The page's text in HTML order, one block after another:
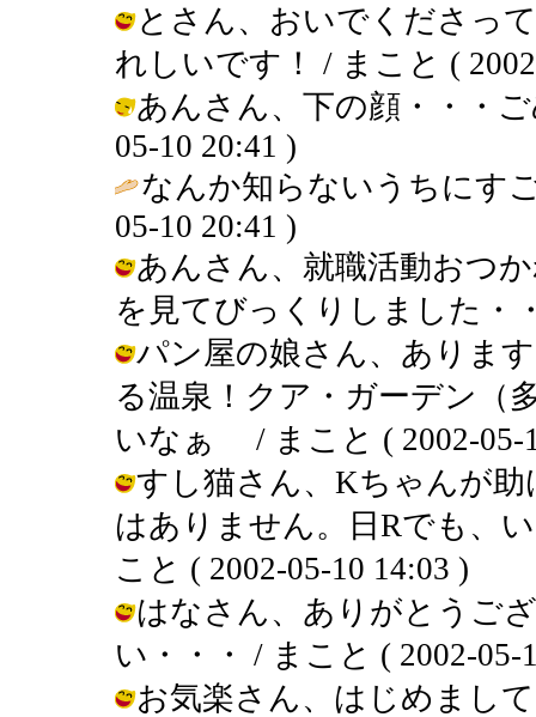
とさん、おいでくださっ
れしいです！ / まこと (
あんさん、下の顔・・・
05-10 20:41 )
なんか知らないうちにす
05-10 20:41 )
あんさん、就職活動おつ
を見てびっくりしました・
パン屋の娘さん、ありま
る温泉！クア・ガーデン（
いなぁ / まこと ( 2002-05-
すし猫さん、Kちゃんが
はありません。日Rでも、
こと ( 2002-05-10 14:03 )
はなさん、ありがとうご
い・・・ / まこと ( 2002-05-
お気楽さん、はじめまし